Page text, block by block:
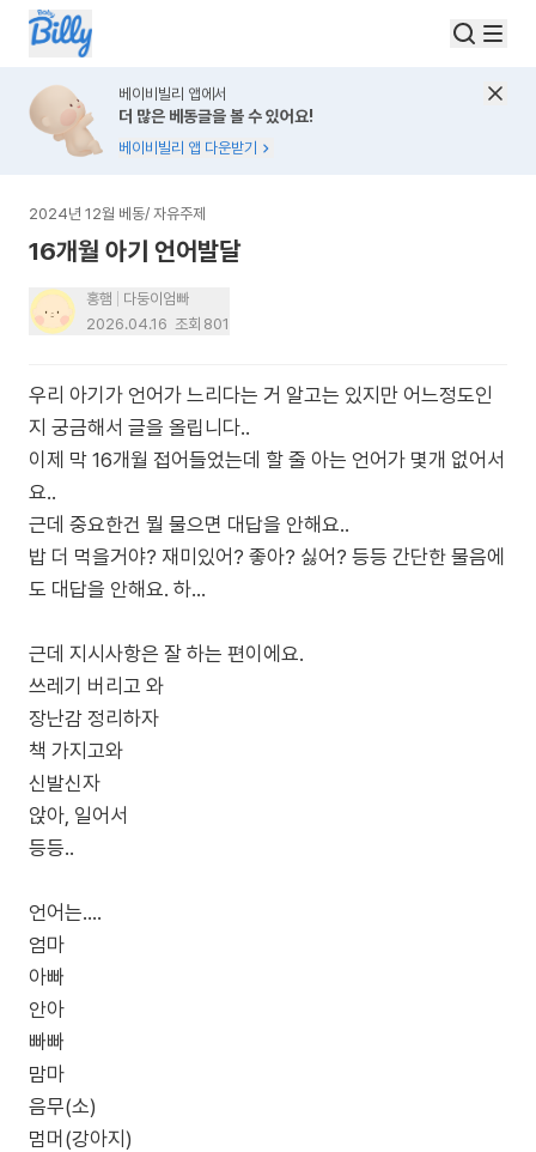
베이비빌리 앱에서
더 많은 베동글을 볼 수 있어요!
베이비빌리 앱 다운받기
2024년 12월 베동/ 자유주제
16개월 아기 언어발달
홍햄
다둥이엄빠
2026.04.16 조회 801
우리 아기가 언어가 느리다는 거 알고는 있지만 어느정도인
지 궁금해서 글을 올립니다..
이제 막 16개월 접어들었는데 할 줄 아는 언어가 몇개 없어서
요..
근데 중요한건 뭘 물으면 대답을 안해요..
밥 더 먹을거야? 재미있어? 좋아? 싫어? 등등 간단한 물음에
도 대답을 안해요. 하...
근데 지시사항은 잘 하는 편이에요.
쓰레기 버리고 와
장난감 정리하자
책 가지고와
신발신자
앉아, 일어서
등등..
언어는....
엄마
아빠
안아
빠빠
맘마
음무(소)
멈머(강아지)